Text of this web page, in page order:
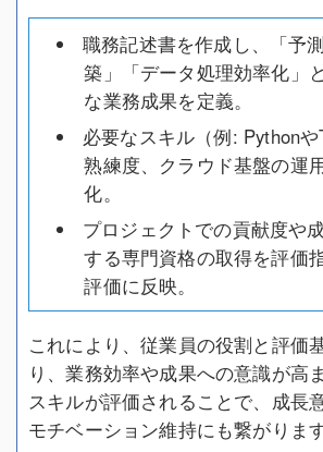
職務記述書を作成し、「予
築」「データ処理効率化」
な業務成果を定義。
必要なスキル（例: Python
熟練度、クラウド基盤の運
化。
プロジェクトでの貢献度や
する専門資格の取得を評価
評価に反映。
これにより、従業員の役割と評価
り、業務効率や成果への意識が高
スキルが評価されることで、成長
モチベーション維持にも繋がります